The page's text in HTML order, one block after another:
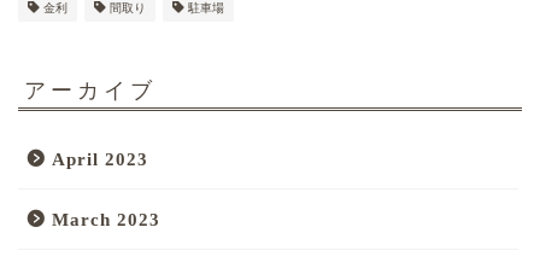
金利 間取り 駐車場
アーカイブ
April 2023
March 2023